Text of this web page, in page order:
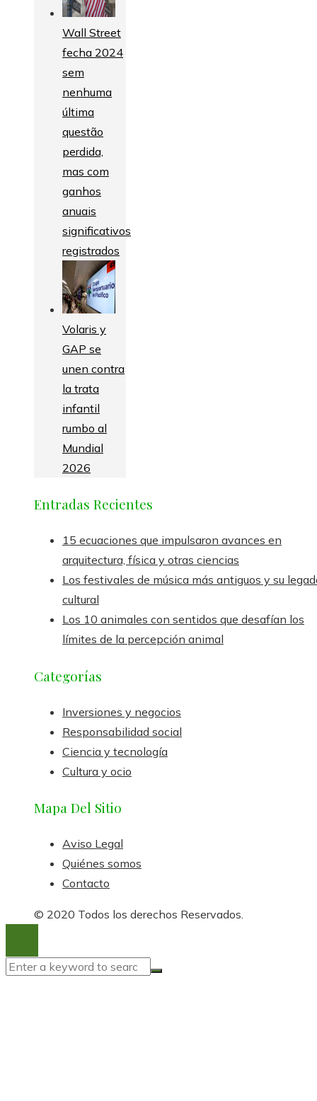
Wall Street
fecha 2024
sem
nenhuma
última
questão
perdida,
mas com
ganhos
anuais
significativos
registrados
Volaris y
GAP se
unen contra
la trata
infantil
rumbo al
Mundial
2026
Entradas Recientes
15 ecuaciones que impulsaron avances en
arquitectura, física y otras ciencias
Los festivales de música más antiguos y su
cultural
Los 10 animales con sentidos que desafían los
límites de la percepción animal
Categorías
Inversiones y negocios
Responsabilidad social
Ciencia y tecnología
Cultura y ocio
Mapa Del Sitio
Aviso Legal
Quiénes somos
Contacto
© 2020 Todos los derechos Reservados.